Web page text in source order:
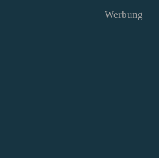
Werbung